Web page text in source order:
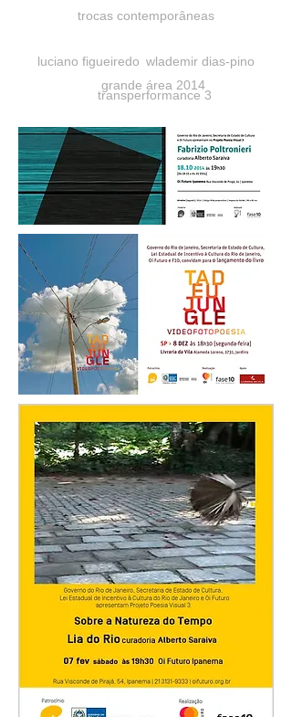
trocas contemporâneas
luciano figueiredo wlademir dias-pino
transperformance 3
grande área 2014